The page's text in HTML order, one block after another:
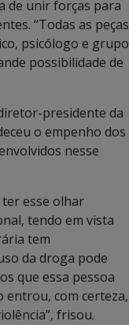
de unir forças para
“Todas as peças
psicólogo e grupo
possibilidade de
presidente da
o empenho dos
nesse
esse olhar
tendo em vista
tem
da droga pode
que essa pessoa
entrou, com certeza,
frisou.